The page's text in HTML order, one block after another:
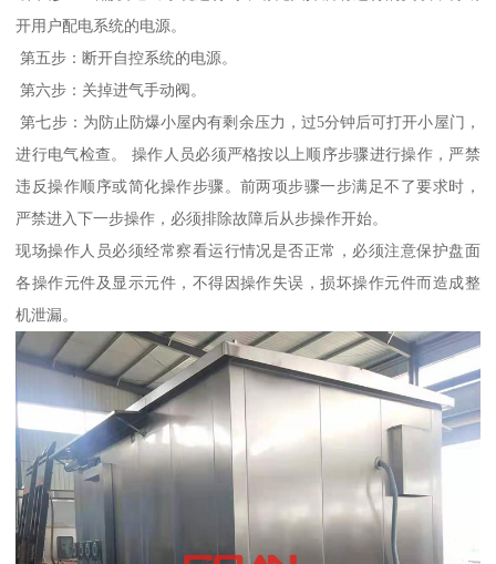
开用户配电系统的电源。
第五步：断开自控系统的电源。
第六步：关掉进气手动阀。
第七步：为防止防爆小屋内有剩余压力，过5分钟后可打开小屋门，
进行电气检查。 操作人员必须严格按以上顺序步骤进行操作，严禁
违反操作顺序或简化操作步骤。前两项步骤一步满足不了要求时，
严禁进入下一步操作，必须排除故障后从步操作开始。
现场操作人员必须经常察看运行情况是否正常，必须注意保护盘面
各操作元件及显示元件，不得因操作失误，损坏操作元件而造成整
机泄漏。